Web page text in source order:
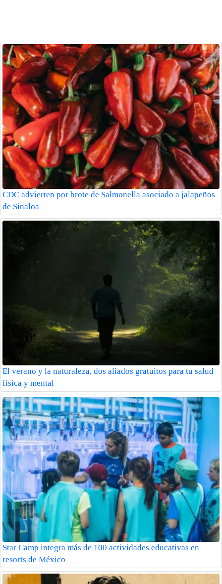
CDC advierten por brote de Salmonella asociado a jalapeños
de Sinaloa
El verano y la naturaleza, dos aliados gratuitos para tu salud
física y mental
Star Camp integra más de 100 actividades educativas en
resorts de México